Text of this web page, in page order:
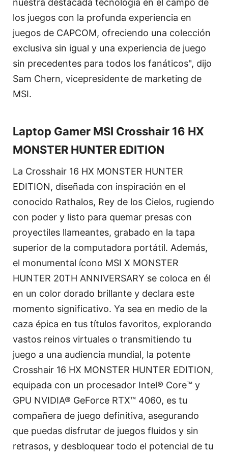
nuestra destacada tecnología en el campo de
los juegos con la profunda experiencia en
juegos de CAPCOM, ofreciendo una colección
exclusiva sin igual y una experiencia de juego
sin precedentes para todos los fanáticos", dijo
Sam Chern, vicepresidente de marketing de
MSI.
Laptop Gamer MSI Crosshair 16 HX
MONSTER HUNTER EDITION
La Crosshair 16 HX MONSTER HUNTER
EDITION, diseñada con inspiración en el
conocido Rathalos, Rey de los Cielos, rugiendo
con poder y listo para quemar presas con
proyectiles llameantes, grabado en la tapa
superior de la computadora portátil. Además,
el monumental ícono MSI X MONSTER
HUNTER 20TH ANNIVERSARY se coloca en él
en un color dorado brillante y declara este
momento significativo. Ya sea en medio de la
caza épica en tus títulos favoritos, explorando
vastos reinos virtuales o transmitiendo tu
juego a una audiencia mundial, la potente
Crosshair 16 HX MONSTER HUNTER EDITION,
equipada con un procesador Intel® Core™ y
GPU NVIDIA® GeForce RTX™ 4060, es tu
compañera de juego definitiva, asegurando
que puedas disfrutar de juegos fluidos y sin
retrasos, y desbloquear todo el potencial de tu